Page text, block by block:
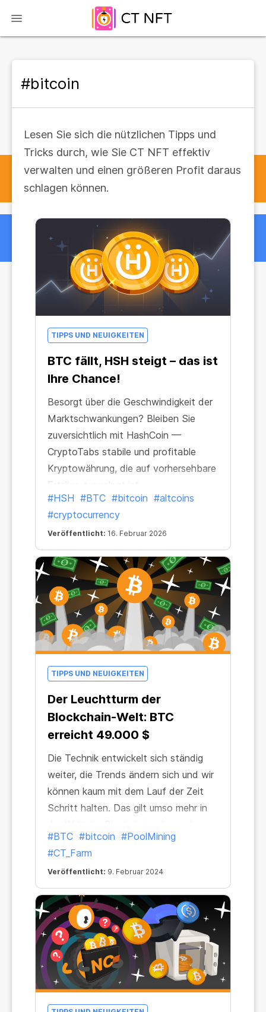
#bitcoin
Lesen Sie sich die nützlichen Tipps und
Tricks durch, wie Sie CT NFT effektiv
verwalten und einen größeren Profit daraus
schlagen können.
TIPPS UND NEUIGKEITEN
BTC fällt, HSH steigt – das ist
Ihre Chance!
Besorgt über die Geschwindigkeit der
Marktschwankungen? Bleiben Sie
zuversichtlich mit HashCoin —
CryptoTabs stabile und profitable
Kryptowährung, die auf vorhersehbare
Erträge ausgelegt ist.
#HSH #BTC #bitcoin #altcoins
#cryptocurrency
Veröffentlicht: 16. Februar 2026
TIPPS UND NEUIGKEITEN
Der Leuchtturm der
Blockchain-Welt: BTC
erreicht 49.000 $
Die Technik entwickelt sich ständig
weiter, die Trends ändern sich und wir
können kaum mit dem Lauf der Zeit
Schritt halten. Das gilt umso mehr in
schneller wächst als unser
Alltagsleben. Das Großartige daran ist,
dass wir einen stabilen Bezugspunkt
haben, der uns in jeder Situation
erhalten bleibt – Bitcoin.
#BTC #bitcoin #PoolMining
#CT_Farm
Veröffentlicht: 9. Februar 2024